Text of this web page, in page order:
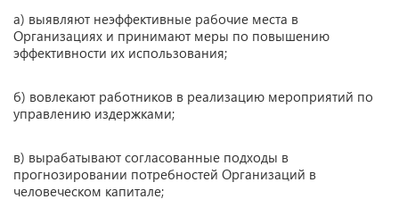
а) выявляют неэффективные рабочие места в
Организациях и принимают меры по повышению
эффективности их использования;
б) вовлекают работников в реализацию мероприятий по
управлению издержками;
в) вырабатывают согласованные подходы в
прогнозировании потребностей Организаций в
человеческом капитале;